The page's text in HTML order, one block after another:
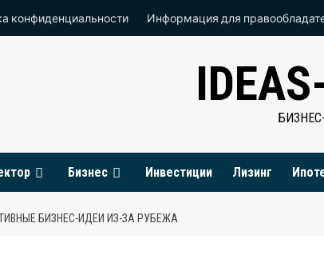
конфиденциальности Информация для
Бизнес Инвестиции Лизинг
БИЗНЕС-ИДЕИ ИЗ-ЗА РУБЕЖА